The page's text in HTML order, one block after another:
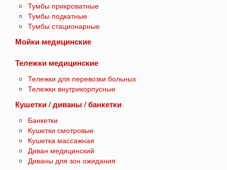
Тумбы прикроватные
Тумбы подкатные
Тумбы стационарные
Мойки медицинские
Тележки медицинские
Тележки для перевозки больных
Тележки внутрикорпусные
Кушетки / диваны / банкетки
Банкетки
Кушетки смотровые
Кушетка массажная
Диван медицинский
Диваны для зон ожидания